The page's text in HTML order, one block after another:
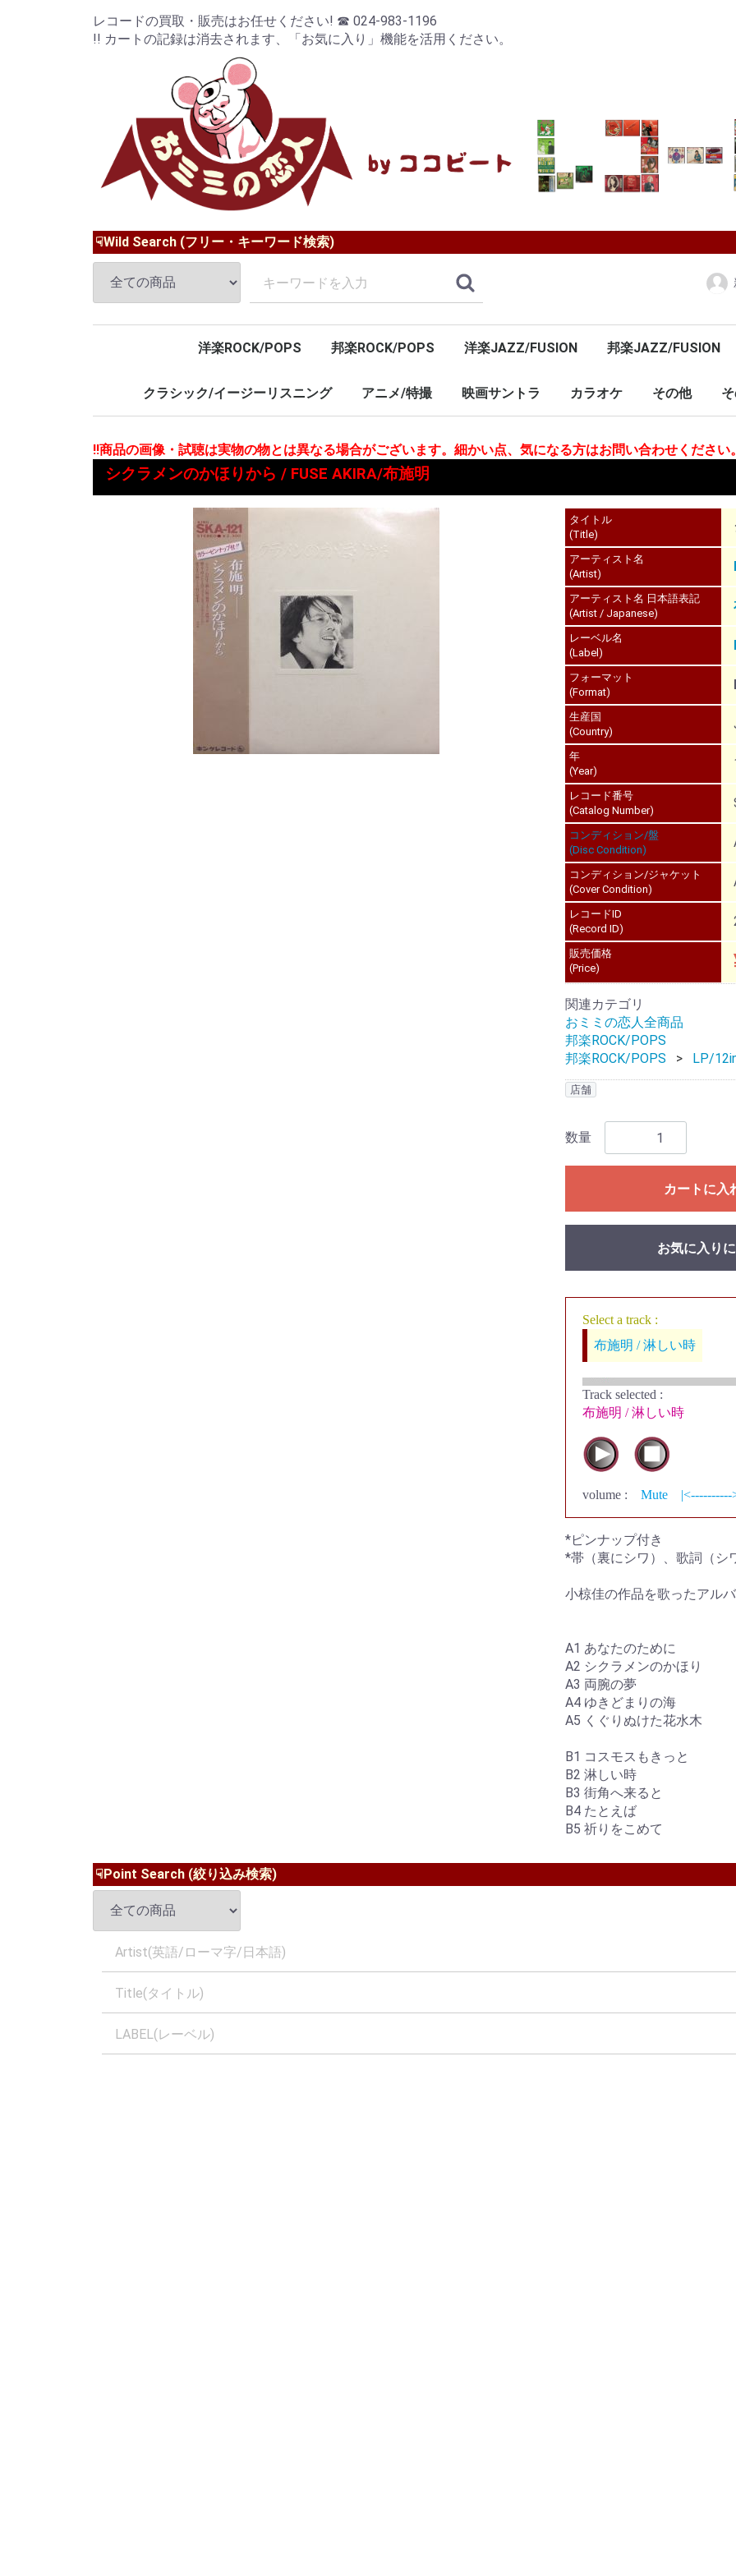
レコードの買取・販売はお任せください! ☎ 024-983-1196
!! カートの記録は消去されます、「お気に入り」機能を活用ください。
☟Wild Search (フリー・キーワード検索)
洋楽ROCK/POPS
LP/12inch/10inch
7inch
邦楽ROCK/POPS
LP/12inch/10inch
7inch
洋楽JAZZ/FUSION
LP/12inch/10inch
7inch
邦楽JAZZ/FUSION
LP/12inch/10inch
7inch
クラシック/イージーリスニング アニメ/特撮 映画サントラ カラオケ その他
!!商品の画像・試聴は実物の物とは異なる場合がございます。細かい点、気になる方はお問い合わせください。
シクラメンのかほりから / FUSE AKIRA/布施明
タイトル
(Title)
アーティスト名
(Artist)
アーティスト名 日本語表記
(Artist / Japanese)
レーベル名
(Label)
フォーマット
(Format)
生産国
(Country)
年
(Year)
レコード番号
(Catalog Number)
コンディション/盤
(Disc Condition)
コンディション/ジャケット
(Cover Condition)
レコードID
(Record ID)
販売価格
(Price)
関連カテゴリ
おミミの恋人全商品
邦楽ROCK/POPS
邦楽ROCK/POPS
LP/
店舗
数量
カートに入
お気に入り
Select a track :
布施明 / 淋しい時
Track selected :
布施明 / 淋しい時
volume : Mute |<----------
*ピンナップ付き
*帯（裏にシワ）、歌詞（シ
小椋佳の作品を歌ったアルバ
A1 あなたのために
A2 シクラメンのかほり
A3 両腕の夢
A4 ゆきどまりの海
A5 くぐりぬけた花水木
B1 コスモスもきっと
B2 淋しい時
B3 街角へ来ると
B4 たとえば
B5 祈りをこめて
☟Point Search (絞り込み検索)